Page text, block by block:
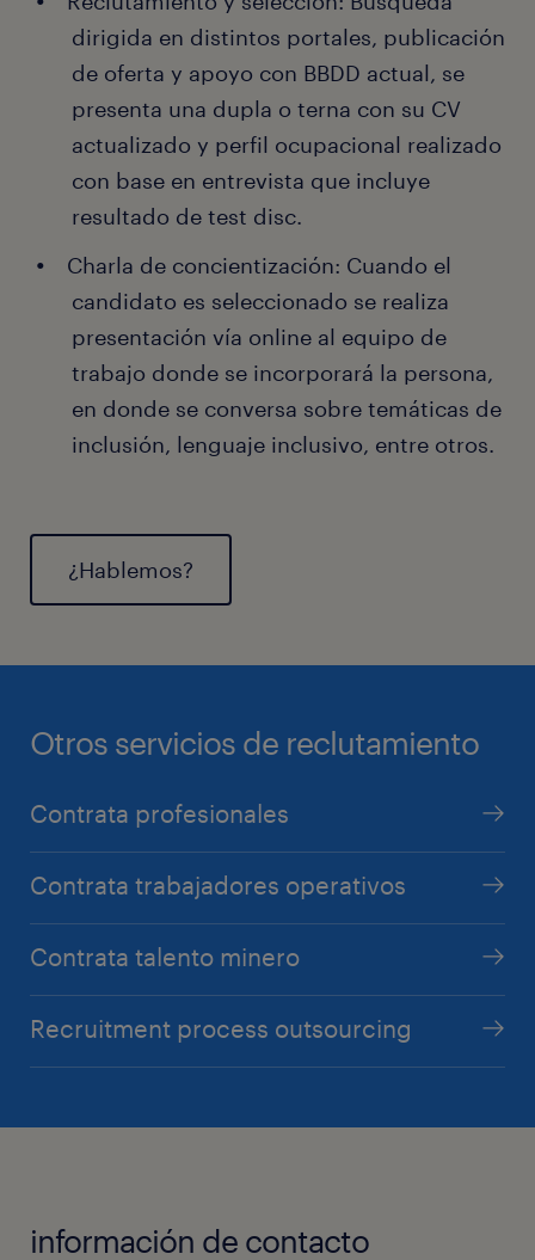
dirigida en distintos portales, publicación
de oferta y apoyo con BBDD actual, se
presenta una dupla o terna con su CV
actualizado y perfil ocupacional realizado
con base en entrevista que incluye
resultado de test disc.
Charla de concientización: Cuando el
candidato es seleccionado se realiza
presentación vía online al equipo de
trabajo donde se incorporará la persona,
en donde se conversa sobre temáticas de
inclusión, lenguaje inclusivo, entre otros.
¿Hablemos?
Otros servicios de reclutamiento
Contrata profesionales
Contrata trabajadores operativos
Contrata talento minero
Recruitment process outsourcing
información de contacto